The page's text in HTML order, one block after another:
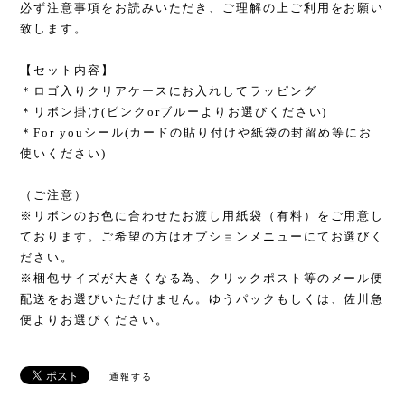
必ず注意事項をお読みいただき、ご理解の上ご利用をお願い
致します。
【セット内容】
＊ロゴ入りクリアケースにお入れしてラッピング
＊リボン掛け(ピンクorブルーよりお選びください)
＊For youシール(カードの貼り付けや紙袋の封留め等にお
使いください)
（ご注意）
※リボンのお色に合わせたお渡し用紙袋（有料）をご用意し
ております。ご希望の方はオプションメニューにてお選びく
ださい。
※梱包サイズが大きくなる為、クリックポスト等のメール便
配送をお選びいただけません。ゆうパックもしくは、佐川急
便よりお選びください。
通報する